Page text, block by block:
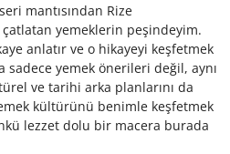
mantısından Rize
yemeklerin peşindeyim.
anlatır ve o hikayeyi keşfetmek
yemek önerileri değil, aynı
ve tarihi arka planlarını da
kültürünü benimle keşfetmek
lezzet dolu bir macera burada